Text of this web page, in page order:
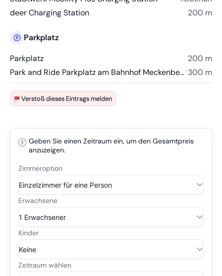
deer Charging Station
200 m
Parkplatz
Parkplatz
200 m
Park and Ride Parkplatz am Bahnhof Meckenbeuren 300 m
Verstoß dieses Eintrags melden
Geben Sie einen Zeitraum ein, um den Gesamtpreis
anzuzeigen.